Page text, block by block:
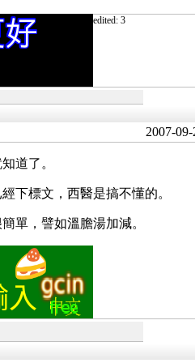
edited: 3
2007-09-
道了。
下標文，西醫是搞不懂的。
單，譬如溫膽湯加減。